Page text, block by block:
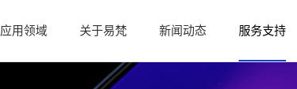
应用领域 关于易梵 新闻动态 服务支持